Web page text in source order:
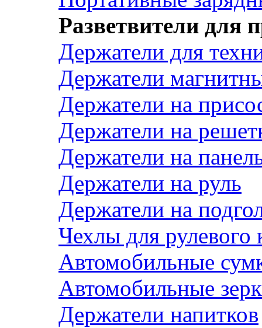
Разветвители для
Держатели для
Держатели
Держатели на
Держатели на
Держатели на
Держатели на руль
Держатели на
Чехлы для рулевого
Автомобильные
Автомобильные
Держатели напитков